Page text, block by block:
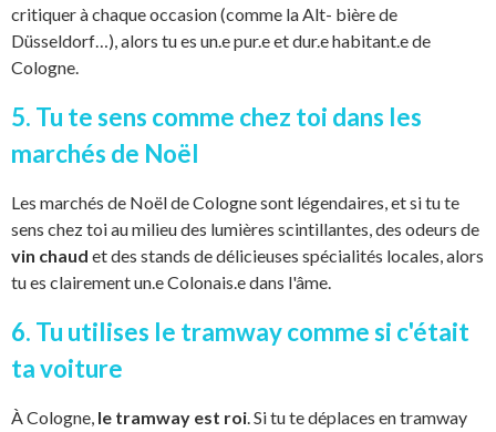
critiquer à chaque occasion (comme la Alt- bière de
Düsseldorf…), alors tu es un.e pur.e et dur.e habitant.e de
Cologne.
5. Tu te sens comme chez toi dans les
marchés de Noël
Les marchés de Noël de Cologne sont légendaires, et si tu te
sens chez toi au milieu des lumières scintillantes, des odeurs de
vin chaud et des stands de délicieuses spécialités locales, alors
tu es clairement un.e Colonais.e dans l'âme.
6. Tu utilises le tramway comme si c'était
ta voiture
À Cologne, le tramway est roi. Si tu te déplaces en tramway